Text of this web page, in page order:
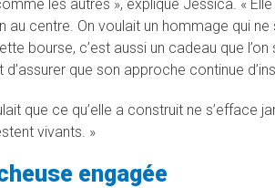
les autres », explique Jessica. «
au centre. On voulait un hommage qui
bourse, c’est aussi un cadeau que
que son approche continue
que ce qu’elle a construit ne s’efface
vivants. »
engagée